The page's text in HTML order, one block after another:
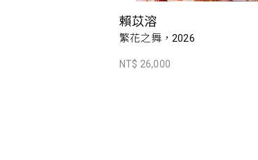
賴苡溶
繁花之舞，2026
NT$ 26,000